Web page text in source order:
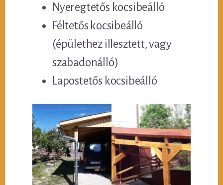
Nyeregtetős kocsibeálló
Féltetős kocsibeálló
(épülethez illesztett, vagy
szabadonálló)
Lapostetős kocsibeálló